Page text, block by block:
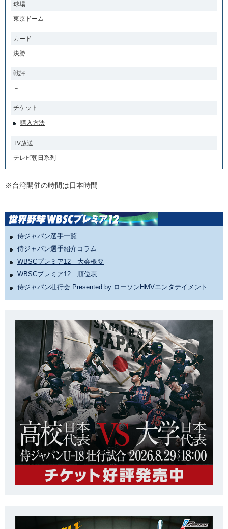
球場
東京ドーム
カード
決勝
戦評
－
チケット
購入方法
TV放送
テレビ朝日系列
※台湾開催の時間は日本時間
侍ジャパン選手一覧
侍ジャパン選手紹介コラム
WBSCプレミア12 大会概要
WBSCプレミア12 順位表
侍ジャパン壮行会 Presented by ローソンHMVエンタテイメント